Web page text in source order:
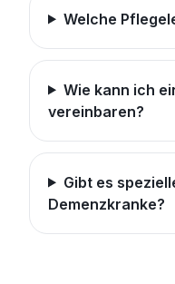
Welche
Wie kann ich
vereinbaren?
Gibt es
Demenzkranke?